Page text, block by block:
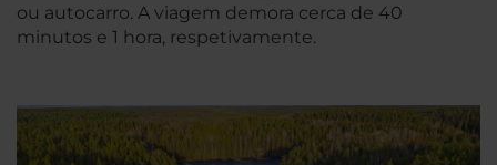
ou autocarro. A viagem demora cerca de 40
minutos e 1 hora, respetivamente.